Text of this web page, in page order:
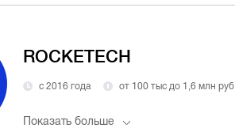
ROCKETECH
с 2016 года от 100 тыс до 1,6 млн руб
Показать больше